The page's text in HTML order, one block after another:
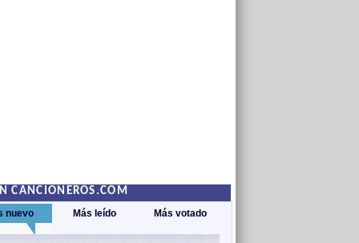
CANCIONEROS.COM
nuevo Más leído Más votado